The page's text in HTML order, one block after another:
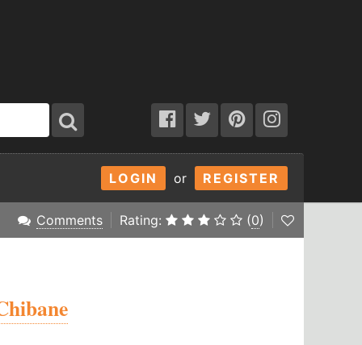
LOGIN or REGISTER
Comments Rating: (0)